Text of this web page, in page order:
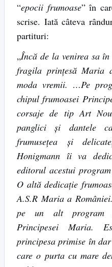
“epocii frumoase” în
scrise. Iată câteva
partituri:
„Încă de la venirea sa
fragila prințesă
moda vremii. …Pe
chipul frumoasei
corsaje de tip Art
panglici și dantele
frumusețea şi
Honigmann îi va
editorul acestui
O altă dedicație
A.S.R Maria a
pe un alt program
Principesei Maria.
principesa primise în
care o purta cu mare